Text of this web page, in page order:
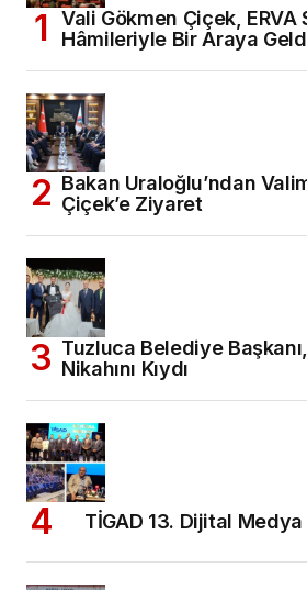
Vali Gökmen Çiçek, ERVA Spor Kulüplerinin
Hâmileriyle Bir Araya
Bakan Uraloğlu’ndan
Çiçek’e Ziyaret
Tuzluca Belediye
Nikahını Kıydı
TİGAD 13. Dijital Medya